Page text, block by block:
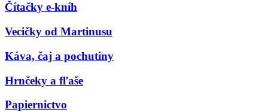
Čítačky e-kníh
Vecičky od Martinusu
Káva, čaj a pochutiny
Hrnčeky a fľaše
Papiernictvo